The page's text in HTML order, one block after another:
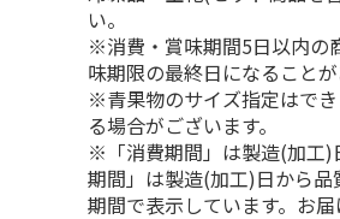
い。
※消費・賞味期間5日以内の
味期限の最終日になること
※青果物のサイズ指定はで
る場合がございます。
※「消費期間」は製造(加工)
期間」は製造(加工)日から
期間で表示しています。お